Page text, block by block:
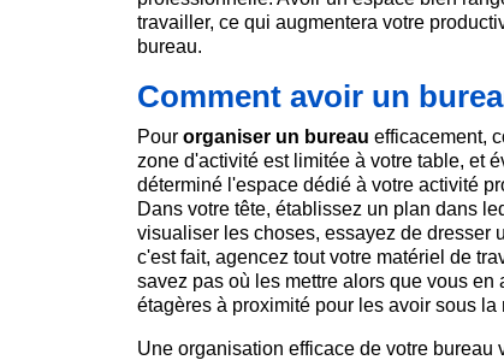
travailler, ce qui augmentera votre
bureau.
Comment avoir un
Pour organiser un bureau efficacement,
zone d'activité est limitée à votre table, et
déterminé l'espace dédié à votre activité
Dans votre tête, établissez un plan dans
visualiser les choses, essayez de dresser
c'est fait, agencez tout votre matériel de
savez pas où les mettre alors que vous
étagères à proximité pour les avoir sous
Une organisation efficace de votre